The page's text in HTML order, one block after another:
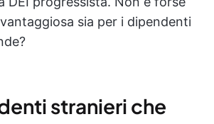
sia per i dipendenti
stranieri che